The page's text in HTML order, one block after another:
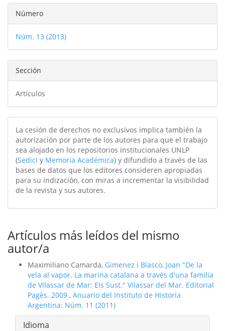
Detalles
del
artículo
Número
Núm. 13 (2013)
Sección
Artículos
La cesión de derechos no exclusivos implica también la
autorización por parte de los autores para que el trabajo
sea alojado en los repositorios institucionales UNLP
(Sedici y Memoria Académica) y difundido a través de las
bases de datos que los editores consideren apropiadas
para su indización, con miras a incrementar la visibilidad
de la revista y sus autores.
Artículos más leídos del mismo
autor/a
Maximiliano Camarda, Gimenez i Blasco, Joan "De la
vela al vapor. La marina catalana a travès d'una familia
de Vilassar de Mar: Els Sust." Vilassar del Mar. Editorial
Pagès. 2009 , Anuario del Instituto de Historia
Argentina: Núm. 11 (2011)
Idioma